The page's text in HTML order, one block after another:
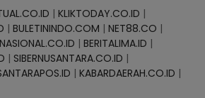
| KLIKTODAY.CO.ID |
| BULETININDO.COM | NET88.CO |
| BERITALIMA.ID |
| SIBERNUSANTARA.CO.ID |
| KABARDAERAH.CO.ID |